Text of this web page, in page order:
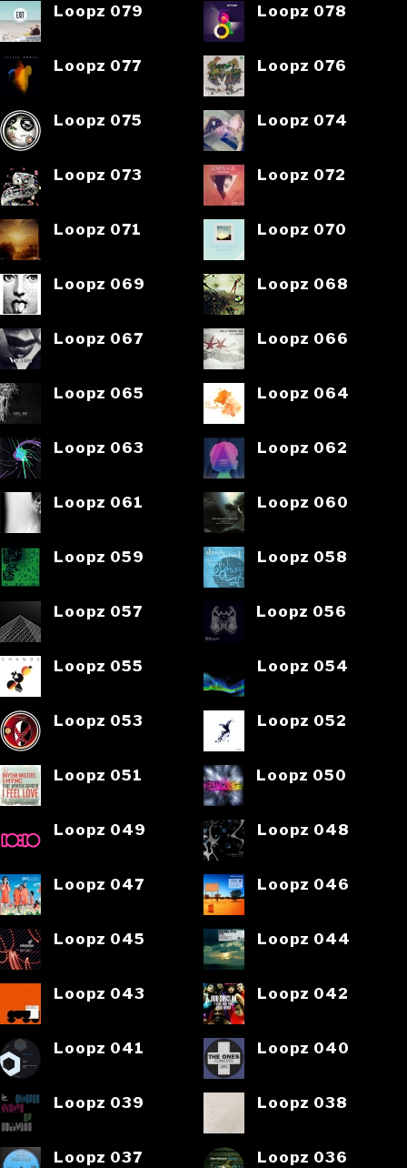
Loopz 079 Loopz 078
Loopz 077 Loopz 076
Loopz 075 Loopz 074
Loopz 073 Loopz 072
Loopz 071 Loopz 070
Loopz 069 Loopz 068
Loopz 067 Loopz 066
Loopz 065 Loopz 064
Loopz 063 Loopz 062
Loopz 061 Loopz 060
Loopz 059 Loopz 058
Loopz 057 Loopz 056
Loopz 055 Loopz 054
Loopz 053 Loopz 052
Loopz 051 Loopz 050
Loopz 049 Loopz 048
Loopz 047 Loopz 046
Loopz 045 Loopz 044
Loopz 043 Loopz 042
Loopz 041 Loopz 040
Loopz 039 Loopz 038
Loopz 037 Loopz 036